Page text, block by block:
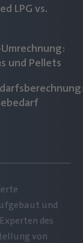
LPG vs.
und Pellets
und
des
von